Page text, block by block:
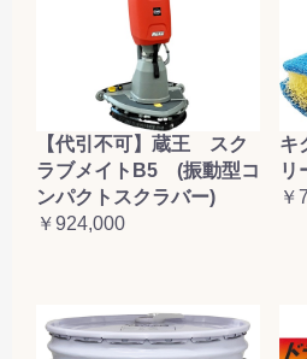
【代引不可】蔵王 スク
ラブメイトB5 (振動型コ
ンパクトスクラバー)
￥924,000
キ
リ
￥